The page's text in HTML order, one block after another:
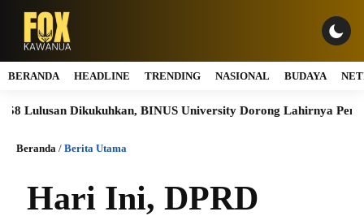
BERANDA HEADLINE TRENDING NASIONAL BUDAYA
Dikukuhkan, BINUS University Dorong Lahirnya Pemimpin
Beranda / Berita Utama
Hari Ini, DPRD